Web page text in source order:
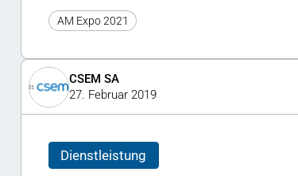
AM Expo 2021
CSEM SA
27. Februar 2019
Dienstleistung